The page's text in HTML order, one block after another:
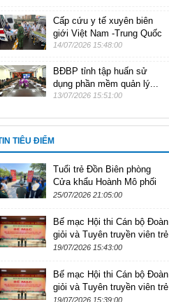
Cấp cứu y tế xuyên biên
giới Việt Nam -Trung Quốc
14/07/2026 15:48:00
BĐBP tỉnh tập huấn sử
dụng phần mềm quản lý...
13/07/2026 15:51:00
TIÊU ĐIỂM
Tuổi trẻ Đồn Biên phòng
Cửa khẩu Hoành Mô phối
hợp tổ chức các hoạt động
sĩ
25/07/2026 21:05:00
Bế mạc Hội thi Cán bộ Đoàn
giỏi và Tuyên truyền viên trẻ
trong thanh niên Bộ đội Biên
19/07/2026 15:43:00
Bế mạc Hội thi Cán bộ Đoàn
giỏi và Tuyên truyền viên trẻ
trong thanh niên Bộ đội Biên
19/07/2026 15:39:00